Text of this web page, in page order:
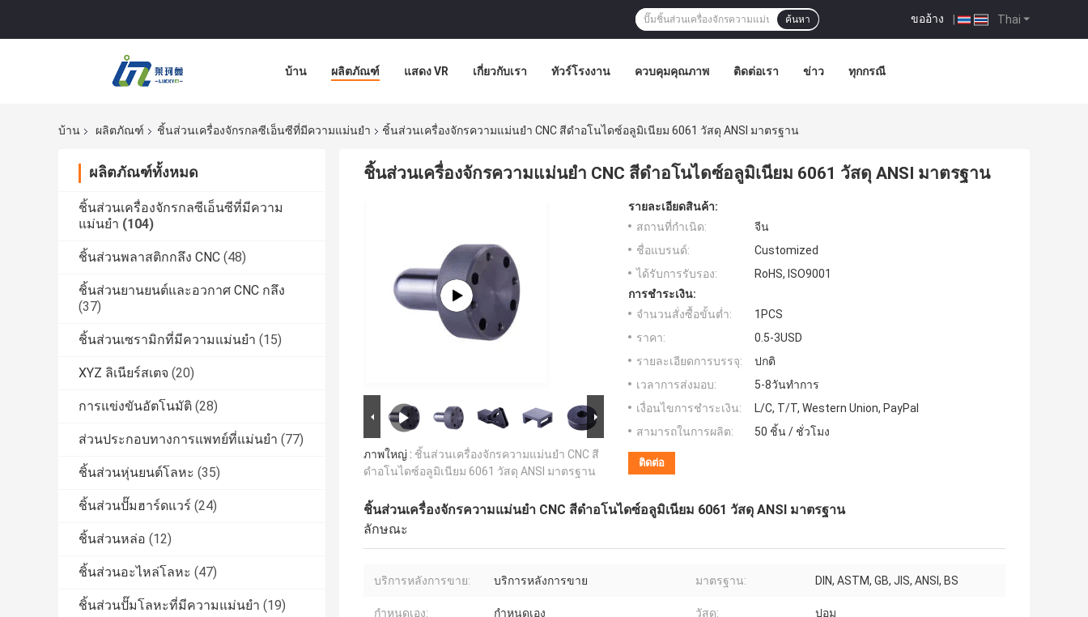
Thai
ขออ้าง |
ค้นหา
บ้าน ผลิตภัณฑ์ แสดง VR เกี่ยวกับเรา ทัวร์โรงงาน ควบคุมคุณภาพ ติดต่อเรา ข่าว ทุกกรณี
บ้าน ผลิตภัณฑ์ ชิ้นส่วนเครื่องจักรกลซีเอ็นซีที่มีความแม่นยำ ชิ้นส่วนเครื่องจักรความแม่นยำ CNC สีดำอโนไดซ์อลูมิเนียม 6061 วัสดุ ANSI มาตรฐาน
ผลิตภัณฑ์ทั้งหมด
ชิ้นส่วนเครื่องจักรกลซีเอ็นซีที่มีความ
แม่นยำ (104)
ชิ้นส่วนพลาสติกกลึง CNC (48)
ชิ้นส่วนยานยนต์และอวกาศ CNC กลึง
(37)
ชิ้นส่วนเซรามิกที่มีความแม่นยำ (15)
XYZ ลิเนียร์สเตจ (20)
การแข่งขันอัตโนมัติ (28)
ส่วนประกอบทางการแพทย์ที่แม่นยำ (77)
ชิ้นส่วนหุ่นยนต์โลหะ (35)
ชิ้นส่วนปั๊มฮาร์ดแวร์ (24)
ชิ้นส่วนหล่อ (12)
ชิ้นส่วนอะไหล่โลหะ (47)
ชิ้นส่วนปั๊มโลหะที่มีความแม่นยำ (19)
ชิ้นส่วนเครื่องจักรความแม่นยำ CNC สีดำอโนไดซ์อลูมิเนียม 6061 วัสดุ ANSI มาตรฐาน
ภาพใหญ่ : ชิ้นส่วนเครื่องจักรความแม่นยำ CNC สี
ดำอโนไดซ์อลูมิเนียม 6061 วัสดุ ANSI มาตรฐาน
รายละเอียดสินค้า:
สถานที่กำเนิด:
จีน
ชื่อแบรนด์:
Customized
ได้รับการรับรอง:
RoHS, ISO9001
การชำระเงิน:
จำนวนสั่งซื้อขั้นต่ำ:
1PCS
ราคา:
0.5-3USD
รายละเอียดการบรรจุ:
ปกติ
เวลาการส่งมอบ:
5-8วันทำการ
เงื่อนไขการชำระเงิน:
L/C, T/T, Western Union, PayPal
สามารถในการผลิต:
50 ชิ้น / ชั่วโมง
ติดต่อ
ชิ้นส่วนเครื่องจักรความแม่นยำ CNC สีดำอโนไดซ์อลูมิเนียม 6061 วัสดุ ANSI มาตรฐาน
ลักษณะ
บริการหลังการขาย: บริการหลังการขาย มาตรฐาน: DIN, ASTM, GB, JIS, ANSI, BS
กำหนดเอง: กำหนดเอง วัสดุ: ปอม